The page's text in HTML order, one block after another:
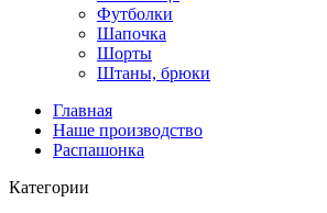
Футболки
Шапочка
Шорты
Штаны, брюки
Главная
Наше производство
Распашонка
Категории